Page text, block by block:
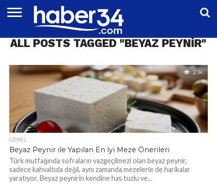
EĞITIM
EKONOMI
GENEL
MAGAZIN
OTOMOTIV
SIYASET
SPOR
TEKNOLOJI
ALL POSTS TAGGED "BEYAZ PEYNIR"
2.1K
GENEL
Beyaz Peynir ile Yapılan En İyi Meze Önerileri
Türk mutfağında sofraların vazgeçilmezi olan beyaz peynir,
sadece kahvaltıda değil, aynı zamanda mezelerle de harikalar
yaratıyor. Beyaz peynirin kendine has tuzlu ve...